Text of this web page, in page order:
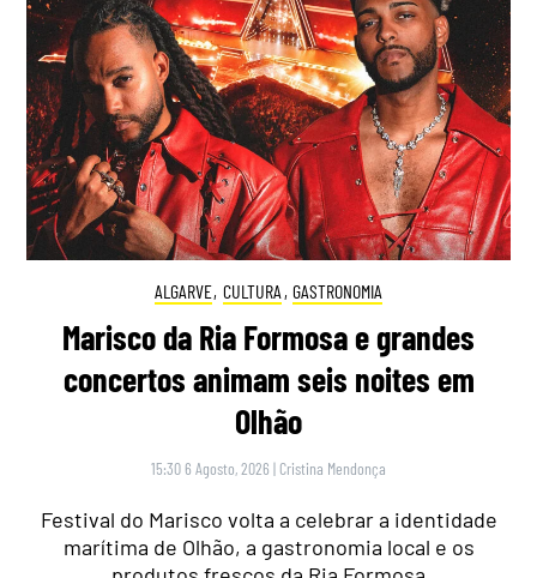
ALGARVE, CULTURA , GASTRONOMIA
Marisco da Ria Formosa e grandes
concertos animam seis noites em
Olhão
15:30 6 Agosto, 2026 | Cristina Mendonça
Festival do Marisco volta a celebrar a identidade
marítima de Olhão, a gastronomia local e os